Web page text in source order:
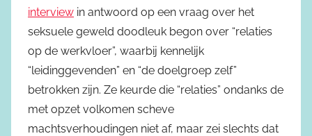
interview in antwoord op een vraag over het
seksuele geweld doodleuk begon over “relaties
op de werkvloer”, waarbij kennelijk
“leidinggevenden” en “de doelgroep zelf”
betrokken zijn. Ze keurde die “relaties” ondanks de
met opzet volkomen scheve
machtsverhoudingen niet af, maar zei slechts dat